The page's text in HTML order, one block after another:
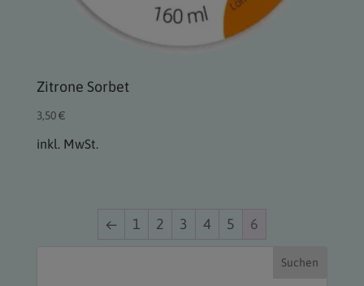
Zitrone Sorbet
3,50€
inkl. MwSt.
← 1 2 3 4 5 6
Suchen